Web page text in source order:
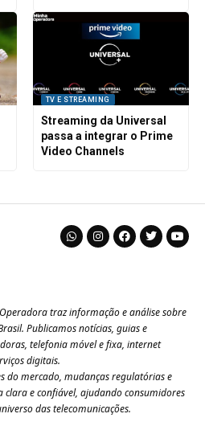
TV E STREAMING
Streaming da Universal
passa a integrar o Prime
Video Channels
traz informação e análise sobre
Publicamos notícias, guias e
telefonia móvel e fixa, internet
digitais.
do mercado, mudanças regulatórias e
clara e confiável, ajudando consumidores
das telecomunicações.